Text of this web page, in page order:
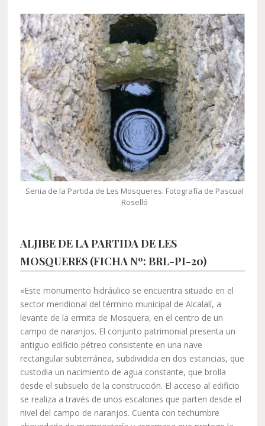
Senia de la Partida de Les Mosqueres. Fotografía de Pascual
Roselló
ALJIBE DE LA PARTIDA DE LES
MOSQUERES (FICHA Nº: BRL-PI-20)
«Este monumento hidráulico se encuentra situado en el
sector meridional del término municipal de Alcalalí, a
levante de la ermita de Mosquera, en el centro de un
campo de naranjos. El conjunto patrimonial presenta un
antiguo edificio pétreo consistente en una nave
rectangular subterránea, subdividida en dos estancias, que
custodia un nacimiento de agua constante, que brolla
desde el subsuelo de la construcción. El acceso al edificio
se realiza a través de unos escalones que parten desde el
nivel del campo de naranjos. Cuenta con techumbre